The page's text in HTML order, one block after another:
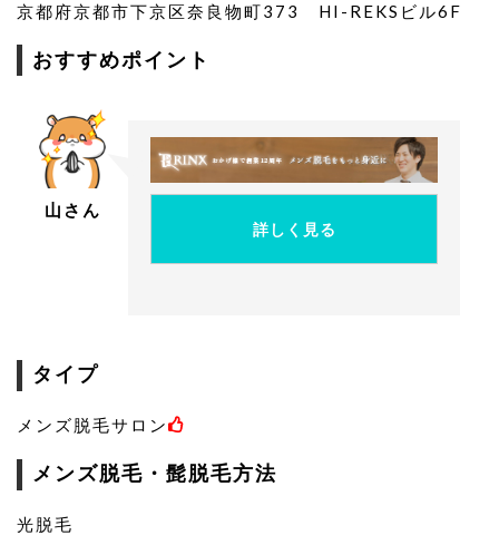
京都府京都市下京区奈良物町373 HI-REKSビル6F
おすすめポイント
山さん
詳しく見る
タイプ
メンズ脱毛サロン
メンズ脱毛・髭脱毛方法
光脱毛